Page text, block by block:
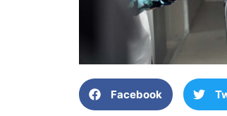
Facebook